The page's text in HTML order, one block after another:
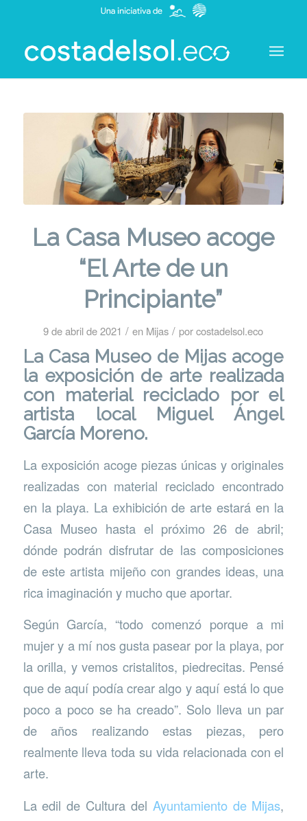
La Casa Museo acoge
“El Arte de un
Principiante”
9 de abril de 2021 / en Mijas / porcostadelsol.eco
La Casa Museo de Mijas acoge
la exposición de arte realizada
con material reciclado por el
artista local Miguel Ángel
García Moreno.
La exposición acoge piezas únicas y originales
realizadas con material reciclado encontrado
en la playa. La exhibición de arte estará en la
Casa Museo hasta el próximo 26 de abril;
dónde podrán disfrutar de las composiciones
de este artista mijeño con grandes ideas, una
rica imaginación y mucho que aportar.
Según García, “todo comenzó porque a mi
mujer y a mí nos gusta pasear por la playa, por
la orilla, y vemos cristalitos, piedrecitas. Pensé
que de aquí podía crear algo y aquí está lo que
poco a poco se ha creado”. Solo lleva un par
de años realizando estas piezas, pero
realmente lleva toda su vida relacionada con el
arte.
La edil de Cultura del Ayuntamiento de Mijas,